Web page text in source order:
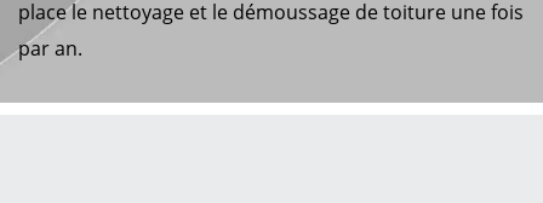
place le nettoyage et le démoussage de toiture une fois
par an.